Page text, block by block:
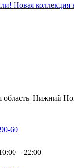
Новая
область, Нижний
60
– 22:00